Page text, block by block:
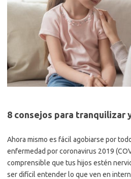
8 consejos para tranquilizar
Ahora mismo es fácil agobiarse por
enfermedad por coronavirus 2019
comprensible que tus hijos estén
ser difícil entender lo que ven en